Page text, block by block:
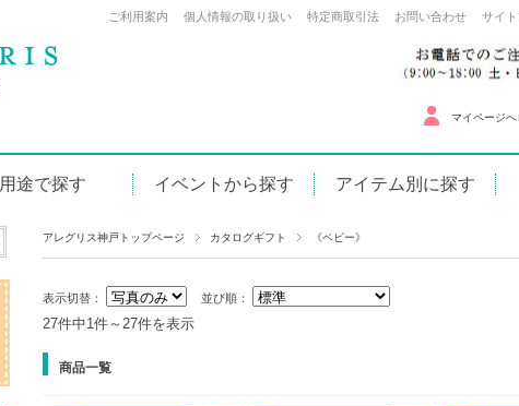
ご利用案内 個人情報の取り扱い 特定商取引法 お問い合わせ サイ
マイページへ
用途で探す
イベントから探す
アイテム別に探す
アレグリス神戸トップページ カタログギフト 《ベビー》
表示切替： 並び順：
27件中1件～27件を表示
商品一覧